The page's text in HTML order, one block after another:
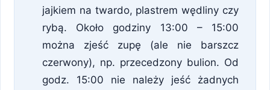
jajkiem na twardo, plastrem wędliny czy
rybą. Około godziny 13:00 – 15:00
można zjeść zupę (ale nie barszcz
czerwony), np. przecedzony bulion. Od
godz. 15:00 nie należy jeść żadnych